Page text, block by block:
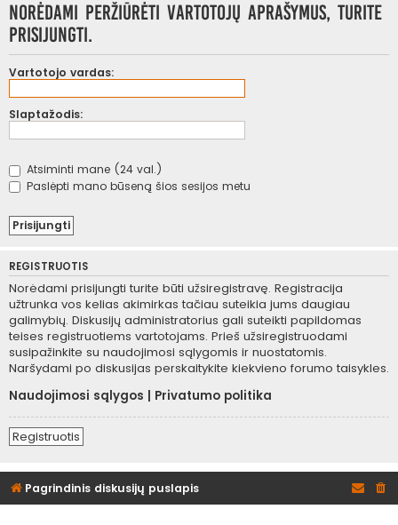
Norėdami peržiūrėti vartotojų aprašymus, turite
prisijungti.
Vartotojo vardas:
Slaptažodis:
Atsiminti mane (24 val.)
Paslėpti mano būseną šios sesijos metu
REGISTRUOTIS
Norėdami prisijungti turite būti užsiregistravę. Registracija
užtrunka vos kelias akimirkas tačiau suteikia jums daugiau
galimybių. Diskusijų administratorius gali suteikti papildomas
teises registruotiems vartotojams. Prieš užsiregistruodami
susipažinkite su naudojimosi sąlygomis ir nuostatomis.
Naršydami po diskusijas perskaitykite kiekvieno forumo taisykles.
Naudojimosi sąlygos
Privatumo politika
Registruotis
Pagrindinis diskusijų puslapis